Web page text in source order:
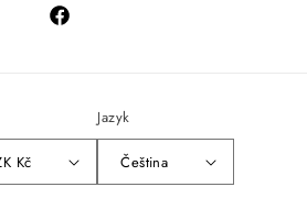
Facebook
Česko | CZK Kč
Jazyk
Čeština